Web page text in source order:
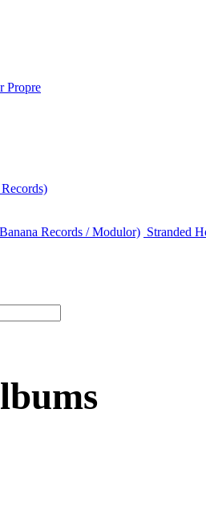
Propre
Records / Modulor) Stranded